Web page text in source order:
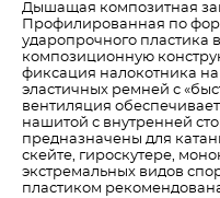
Дышащая композитная
Профилированная по
ударопрочного пластика
композиционную
фиксация налокотника
эластичных ремней с
вентиляция
нашитой с внутренней
предназначены для
скейте, гироскутере,
экстремальных видов
пластиком